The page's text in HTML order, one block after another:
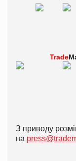
Trade
З приводу
на